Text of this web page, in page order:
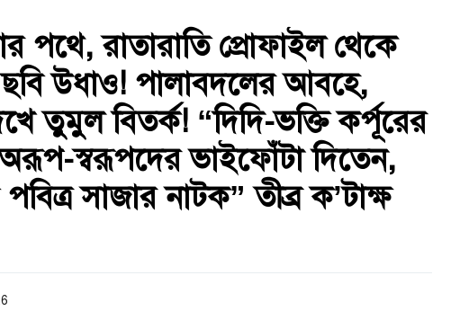
পথে, রাতারাতি প্রোফাইল থেকে
উধাও! পালাবদলের আবহে,
তুমুল বিতর্ক! “দিদি-ভক্তি কর্পূরের
স্বরূপদের ভাইফোঁটা দিতেন,
সাজার নাটক” তীব্র ক’টাক্ষ